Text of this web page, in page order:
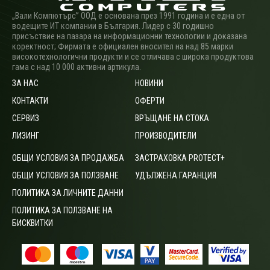
„Вали Компютърс” ООД е основана през 1991 година и е една от
водещите ИТ компании в България. Лидер с 30 годишно
присъствие на пазара на информационни технологии и доказана
коректност; Фирмата е официален вносител на над 85 марки
високотехнологични продукти и се отличава с широка продуктова
гама с над 10 000 активни артикула.
ЗА НАС
КОНТАКТИ
СЕРВИЗ
ЛИЗИНГ
НОВИНИ
ОФЕРТИ
ВРЪЩАНЕ НА СТОКА
ПРОИЗВОДИТЕЛИ
ОБЩИ УСЛОВИЯ ЗА ПРОДАЖБА
ОБЩИ УСЛОВИЯ ЗА ПОЛЗВАНЕ
ПОЛИТИКА ЗА ЛИЧНИТЕ ДАННИ
ПОЛИТИКА ЗА ПОЛЗВАНЕ НА
БИСКВИТКИ
ЗАСТРАХОВКА PROTECT+
УДЪЛЖЕНА ГАРАНЦИЯ